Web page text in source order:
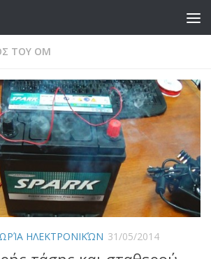
ΤΟΥ ΟΜ
ΗΛΕΚΤΡΟΝΙΚΏΝ 31/05/2014